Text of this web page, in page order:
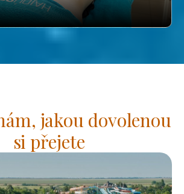
jakou dovolenou
si přejete